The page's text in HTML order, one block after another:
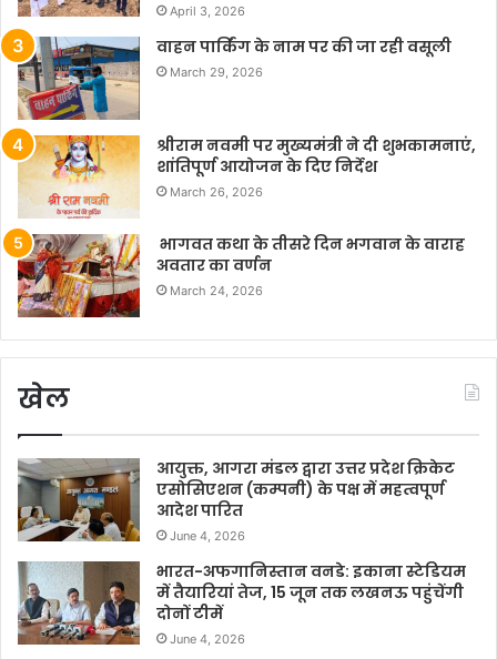
April 3, 2026
वाहन पार्किंग के नाम पर की जा रही वसूली
March 29, 2026
श्रीराम नवमी पर मुख्यमंत्री ने दी शुभकामनाएं,
शांतिपूर्ण आयोजन के दिए निर्देश
March 26, 2026
भागवत कथा के तीसरे दिन भगवान के वाराह
अवतार का वर्णन
March 24, 2026
खेल
आयुक्त, आगरा मंडल द्वारा उत्तर प्रदेश क्रिकेट
एसोसिएशन (कम्पनी) के पक्ष में महत्वपूर्ण
आदेश पारित
June 4, 2026
भारत-अफगानिस्तान वनडे: इकाना स्टेडियम
में तैयारियां तेज, 15 जून तक लखनऊ पहुंचेंगी
दोनों टीमें
June 4, 2026